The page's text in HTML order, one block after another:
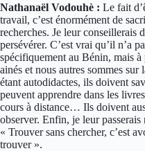
Nathanaël Vodouhè : Le fait
travail, c’est énormément de
recherches. Je leur conseillerais
persévérer. C’est vrai qu’il n’a
spécifiquement au Bénin, mais
ainés et nous autres sommes sur
étant autodidactes, ils doivent
peuvent apprendre dans les
cours à distance… Ils doivent
observer. Enfin, je leur
« Trouver sans chercher, c’est
trouver ».